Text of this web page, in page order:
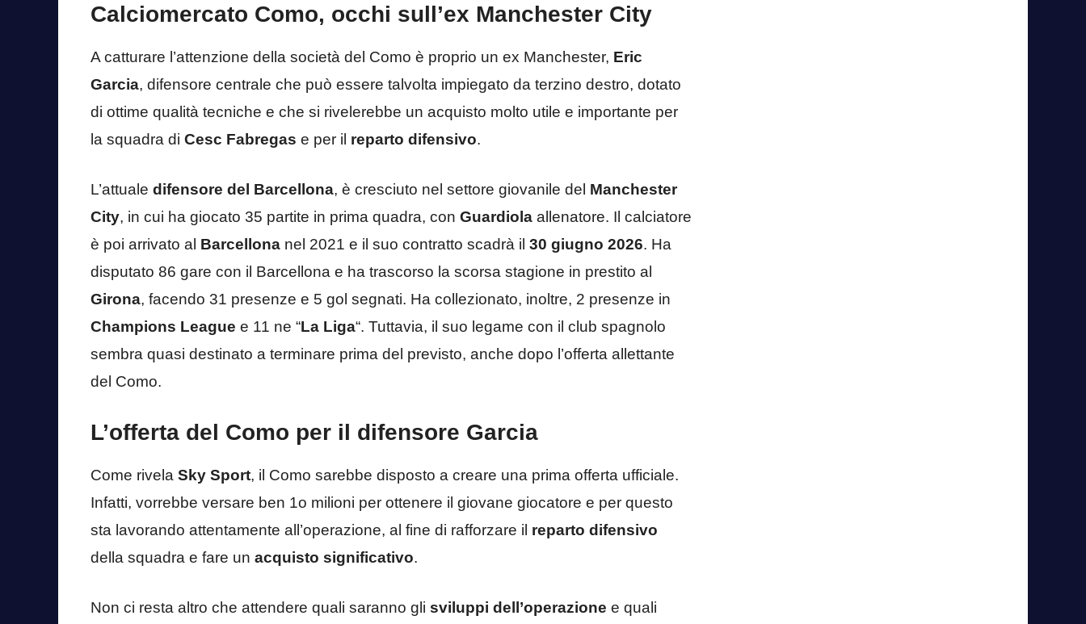
Calciomercato Como, occhi sull’ex Manchester City
A catturare l’attenzione della società del Como è proprio un ex Manchester, Eric
Garcia, difensore centrale che può essere talvolta impiegato da terzino destro, dotato
di ottime qualità tecniche e che si rivelerebbe un acquisto molto utile e importante per
la squadra di Cesc Fabregas e per il reparto difensivo.
L’attuale difensore del Barcellona, è cresciuto nel settore giovanile del Manchester
City, in cui ha giocato 35 partite in prima quadra, con Guardiola allenatore. Il calciatore
è poi arrivato al Barcellona nel 2021 e il suo contratto scadrà il 30 giugno 2026. Ha
disputato 86 gare con il Barcellona e ha trascorso la scorsa stagione in prestito al
Girona, facendo 31 presenze e 5 gol segnati. Ha collezionato, inoltre, 2 presenze in
Champions League e 11 ne “La Liga“. Tuttavia, il suo legame con il club spagnolo
sembra quasi destinato a terminare prima del previsto, anche dopo l’offerta allettante
del Como.
L’offerta del Como per il difensore Garcia
Come rivela Sky Sport, il Como sarebbe disposto a creare una prima offerta ufficiale.
Infatti, vorrebbe versare ben 1o milioni per ottenere il giovane giocatore e per questo
sta lavorando attentamente all’operazione, al fine di rafforzare il reparto difensivo
della squadra e fare un acquisto significativo.
Non ci resta altro che attendere quali saranno gli sviluppi dell’operazione e quali